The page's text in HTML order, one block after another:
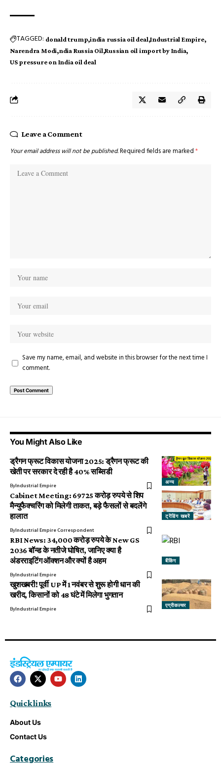
TAGGED: donald trump india russia oil deal Industrial Empire
Narendra Modi ndia Russia Oil Russian oil import by India
US pressure on India oil deal
Leave a Comment
Your email address will not be published.Required fields are marked *
Save my name, email, and website in this browser for the next time I
comment.
You Might Also Like
अन्य
ड्रैगन फ्रूट विकास योजना 2025: ड्रैगन फ्रूट की
खेती पर सरकार दे रही है 40% सब्सिडी
ByIndustrial Empire
ट्रेंडिंग खबरें
Cabinet Meeting: 69725 करोड़ रुपये से शिप
मैन्युफैक्चरिंग को मिलेगी ताकत, बड़े फैसलों से बदलेंगे
हालात
ByIndustrial Empire Correspondent
बैंकिंग
RBI News: 34,000 करोड़ रुपये के New GS
2036 बॉन्ड के नतीजे घोषित, जानिए क्या है
अंडरराइटिंग ऑक्शन और क्यों है अहम
ByIndustrial Empire
एग्रीकल्चर
खुशखबरी! पूर्वी UP में 1 नवंबर से शुरू होगी धान की
खरीद, किसानों को 48 घंटे में मिलेगा भुगतान
ByIndustrial Empire
Quick links
About Us
Contact Us
Categories